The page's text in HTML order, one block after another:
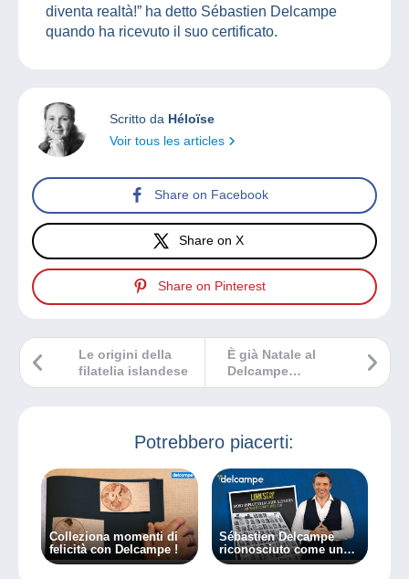
diventa realtà!” ha detto Sébastien Delcampe
quando ha ricevuto il suo certificato.
Scritto da Héloïse
Voir tous les articles
Share on Facebook
Share on X
Share on Pinterest
È già Natale al
Delcampe
Magazine!
Le origini della
filatelia islandese
Potrebbero piacerti:
Colleziona momenti di
felicità con Delcampe !
Sébastien Delcampe
riconosciuto come uno
dei filatelisti più